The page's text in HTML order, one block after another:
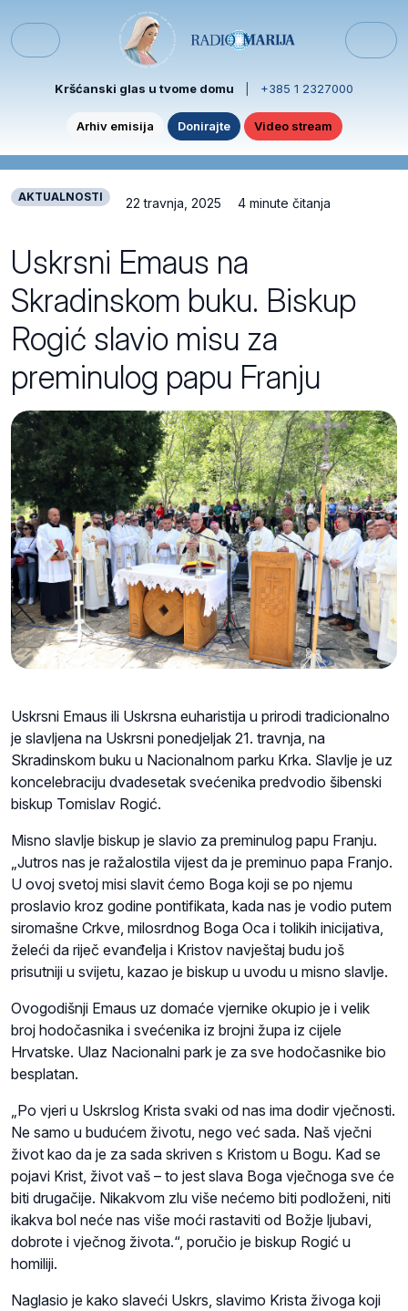
Menu
Kršćanski glas u tvome domu +385 1 2327000
Arhiv emisija Donirajte Video stream
AKTUALNOSTI 22 travnja, 2025 4 minute čitanja
Uskrsni Emaus na
Skradinskom buku. Biskup
Rogić slavio misu za
preminulog papu Franju
Uskrsni Emaus ili Uskrsna euharistija u prirodi tradicionalno
je slavljena na Uskrsni ponedjeljak 21. travnja, na
Skradinskom buku u Nacionalnom parku Krka. Slavlje je uz
koncelebraciju dvadesetak svećenika predvodio šibenski
biskup Tomislav Rogić.
Misno slavlje biskup je slavio za preminulog papu Franju.
„Jutros nas je ražalostila vijest da je preminuo papa Franjo.
U ovoj svetoj misi slavit ćemo Boga koji se po njemu
proslavio kroz godine pontifikata, kada nas je vodio putem
siromašne Crkve, milosrdnog Boga Oca i tolikih inicijativa,
želeći da riječ evanđelja i Kristov navještaj budu još
prisutniji u svijetu, kazao je biskup u uvodu u misno slavlje.
Ovogodišnji Emaus uz domaće vjernike okupio je i velik
broj hodočasnika i svećenika iz brojni župa iz cijele
Hrvatske. Ulaz Nacionalni park je za sve hodočasnike bio
besplatan.
„Po vjeri u Uskrslog Krista svaki od nas ima dodir vječnosti.
Ne samo u budućem životu, nego već sada. Naš vječni
život kao da je za sada skriven s Kristom u Bogu. Kad se
pojavi Krist, život vaš – to jest slava Boga vječnoga sve će
biti drugačije. Nikakvom zlu više nećemo biti podloženi, niti
ikakva bol neće nas više moći rastaviti od Božje ljubavi,
dobrote i vječnog života.“, poručio je biskup Rogić u
homiliji.
Naglasio je kako slaveći Uskrs, slavimo Krista živoga koji